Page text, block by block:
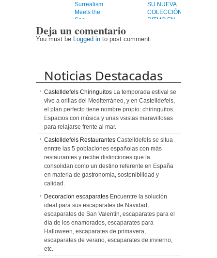
Surrealism
Meets the
Sea
SU NUEVA
COLECCIÓN
RITMO EN
SIR VICTOR
Deja un comentario
You must be Logged in to post comment.
Noticias Destacadas
Castelldefels Chiringuitos La temporada estival se
vive a orillas del Mediterráneo, y en Castelldefels,
el plan perfecto tiene nombre propio: chiringuitos.
Espacios con música y unas vsistas maravillosas
para relajarse frente al mar.
Castelldefels Restaurantes Castelldefels se situa
enntre las 5 poblaciones españolas con más
restaurantes y recibe distinciones que la
consolidan como un destino referente en España
en materia de gastronomía, sostenibilidad y
calidad.
Decoracion escaparates Encuentre la solución
ideal para sus escaparates de Navidad,
escaparates de San Valentín, escaparates para el
día de los enamorados, escaparates para
Halloween, escaparates de primavera,
escaparates de verano, escaparates de invierno,
etc.